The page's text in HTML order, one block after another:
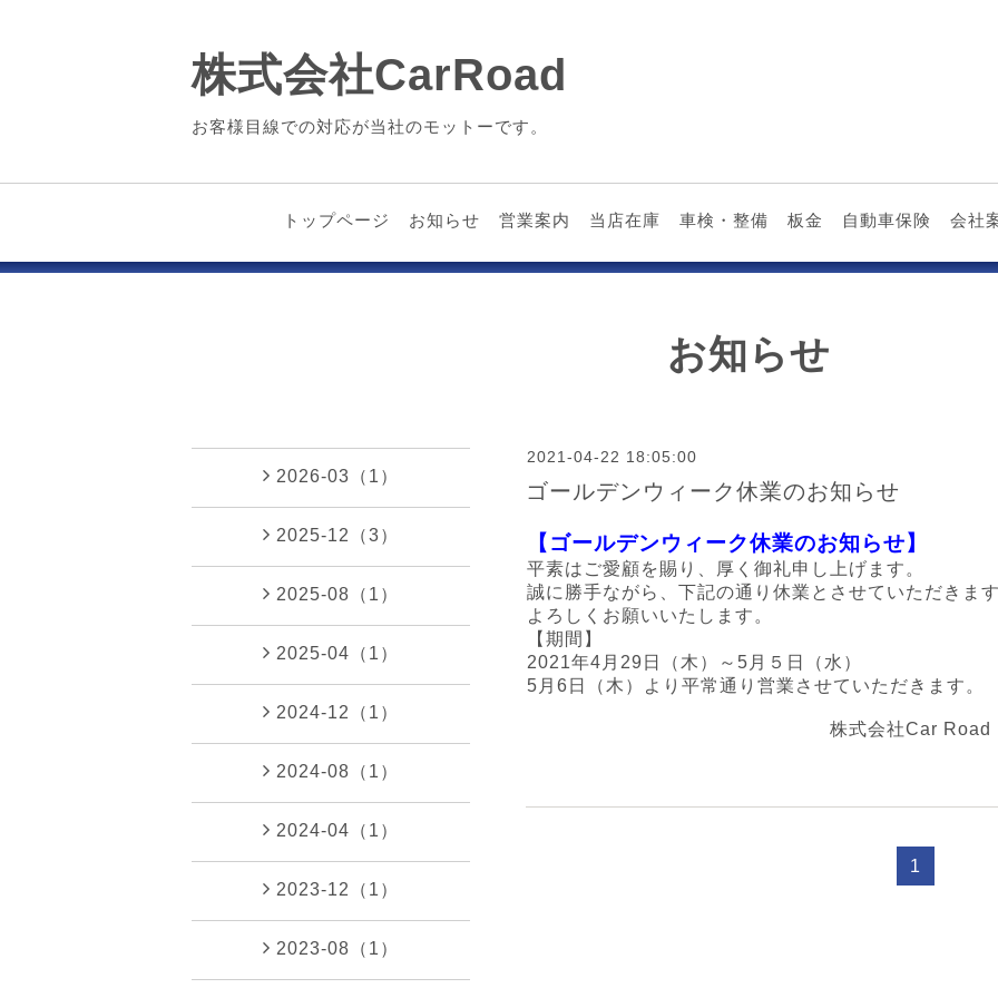
株式会社CarRoad
お客様目線での対応が当社のモットーです。
トップページ お知らせ 営業案内 当店在庫 車検・整備 板金 自動車保険 会社
お知らせ
2021-04-22 18:05:00
ゴールデンウィーク休業のお知らせ
【ゴールデンウィーク休業のお知らせ】
平素はご愛顧を賜り、厚く御礼申し上げます。
誠に勝手ながら、下記の通り休業とさせていただきま
よろしくお願いいたします。
【期間】
2021年4月29日（木）～5月５日（水）
5月6日（木）より平常通り営業させていただきます。
株式会社Car Road
1
2026-03（1）
2025-12（3）
2025-08（1）
2025-04（1）
2024-12（1）
2024-08（1）
2024-04（1）
2023-12（1）
2023-08（1）